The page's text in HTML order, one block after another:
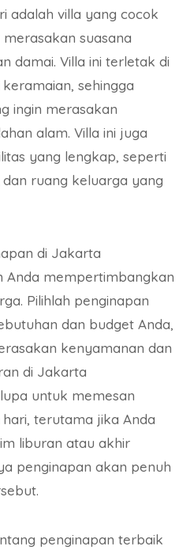
adalah villa yang cocok
suasana
damai. Villa ini terletak di
sehingga
ingin merasakan
alam. Villa ini juga
yang lengkap, seperti
ruang keluarga yang
di Jakarta
Anda mempertimbangkan
Pilihlah penginapan
dan budget Anda,
kenyamanan dan
di Jakarta
untuk memesan
terutama jika Anda
liburan atau akhir
penginapan akan penuh
penginapan terbaik